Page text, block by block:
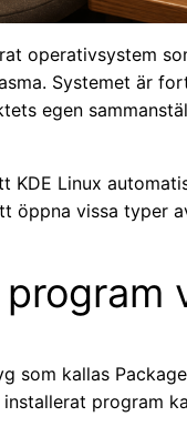
operativsystem
Systemet är
egen
KDE Linux
öppna vissa typer
som kallas
program